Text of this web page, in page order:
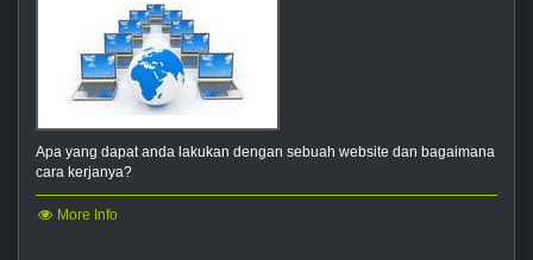
Apa yang dapat anda lakukan dengan sebuah website dan bagaimana
cara kerjanya?
More Info